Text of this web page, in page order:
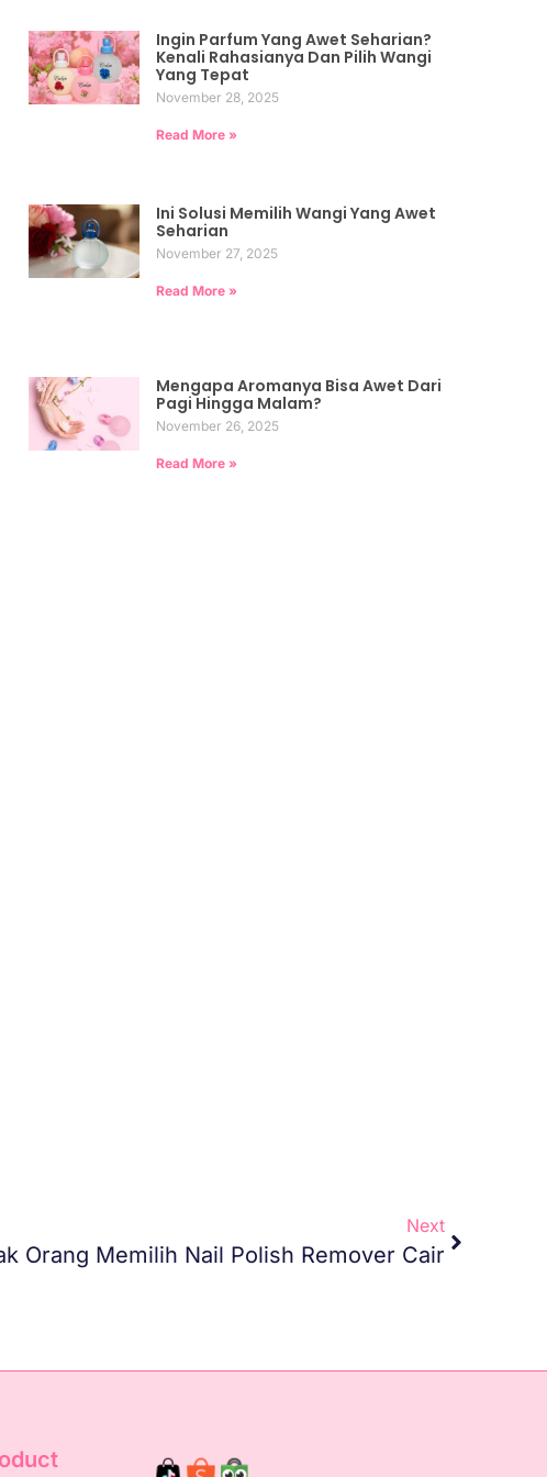
Ingin Parfum Yang Awet Seharian?
Kenali Rahasianya Dan Pilih Wangi
Yang Tepat
November 28, 2025
Read More »
Ini Solusi Memilih Wangi Yang Awet
Seharian
November 27, 2025
Read More »
Mengapa Aromanya Bisa Awet Dari
Pagi Hingga Malam?
November 26, 2025
Read More »
Next
Orang Memilih Nail Polish Remover Cair